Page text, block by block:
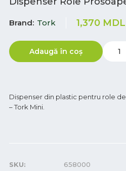
Brand Tork 1,370 MDL
Adaugă în coș
Dispenser din plastic pentru role
– Tork Mini.
SKU:
658000